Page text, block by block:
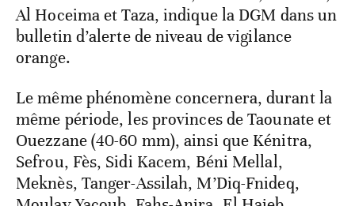
Al Hoceima et Taza, indique la DGM dans un
bulletin d’alerte de niveau de vigilance
orange.
Le même phénomène concernera, durant la
même période, les provinces de Taounate et
Ouezzane (40-60 mm), ainsi que Kénitra,
Sefrou, Fès, Sidi Kacem, Béni Mellal,
Meknès, Tanger-Assilah, M’Diq-Fnideq,